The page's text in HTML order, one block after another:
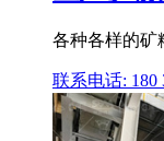
各种各样的矿
联系电话: 180